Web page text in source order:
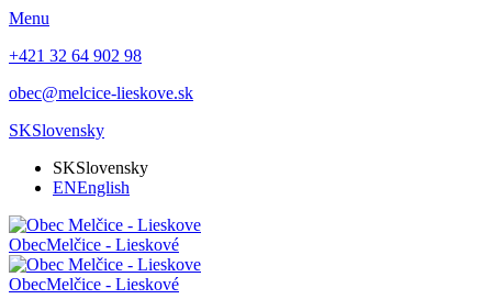
Menu
+421 32 64 902 98
obec@melcice-lieskove.sk
SKSlovensky
SKSlovensky
ENEnglish
ObecMelčice - Lieskové
ObecMelčice - Lieskové